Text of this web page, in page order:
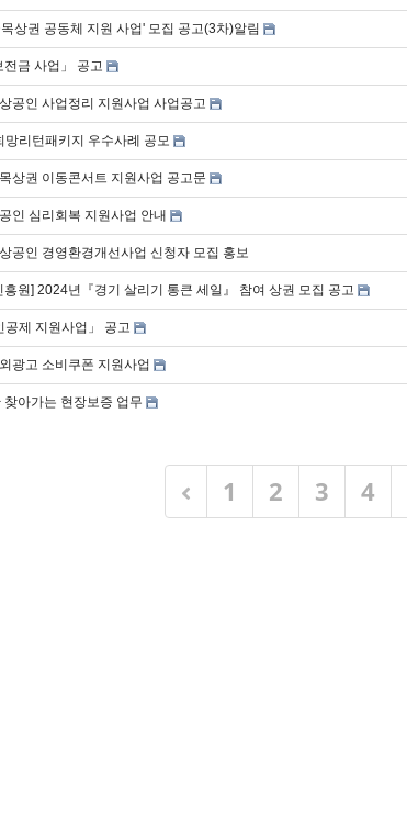
상권 공동체 지원 사업' 모집 공고(3차)알림
전금 사업」 공고
공인 사업정리 지원사업 사업공고
망리턴패키지 우수사례 공모
상권 이동콘서트 지원사업 공고문
인 심리회복 지원사업 안내
공인 경영환경개선사업 신청자 모집 홍보
흥원] 2024년『경기 살리기 통큰 세일』 참여 상권 모집 공고
공제 지원사업」 공고
광고 소비쿠폰 지원사업
아가는 현장보증 업무
1 2 3 4